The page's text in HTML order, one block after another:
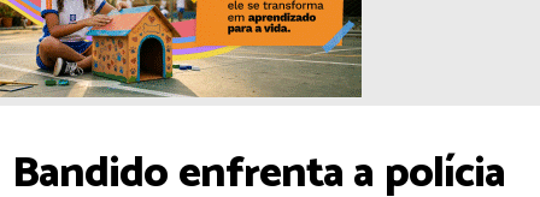
Bandido enfrenta a polícia